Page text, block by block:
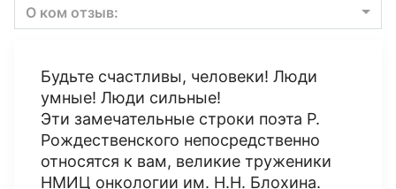
О ком отзыв:
Будьте счастливы, человеки! Люди
умные! Люди сильные!
Эти замечательные строки поэта Р.
Рождественского непосредственно
относятся к вам, великие труженики
НМИЦ онкологии им. Н.Н. Блохина.